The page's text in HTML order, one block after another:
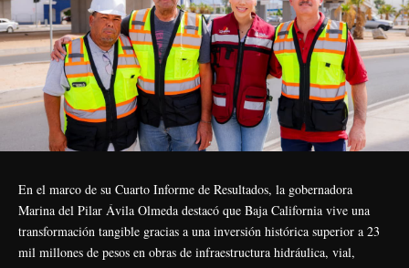
En el marco de su Cuarto Informe de Resultados, la gobernadora
Marina del Pilar Ávila Olmeda destacó que Baja California vive una
transformación tangible gracias a una inversión histórica superior a 23
mil millones de pesos en obras de infraestructura hidráulica, vial,